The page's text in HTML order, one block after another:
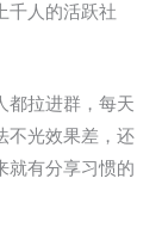
千人的活跃社
都拉进群，每天
不光效果差，还
就有分享习惯的